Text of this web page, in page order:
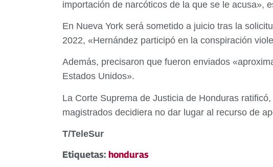
importación de narcóticos de la que se le acusa»,
En Nueva York será sometido a juicio tras la
2022, «Hernández participó en la conspiración
Además, precisaron que fueron enviados
Estados Unidos».
La Corte Suprema de Justicia de Honduras
magistrados decidiera no dar lugar al recurso de
T/TeleSur
Etiquetas: honduras